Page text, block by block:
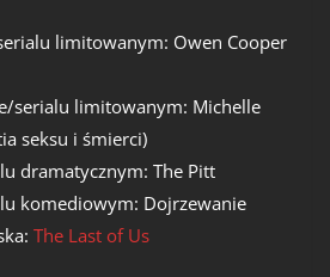
limitowanym: Owen Cooper
serialu limitowanym: Michelle
seksu i śmierci)
dramatycznym: The Pitt
komediowym: Dojrzewanie
The Last of Us